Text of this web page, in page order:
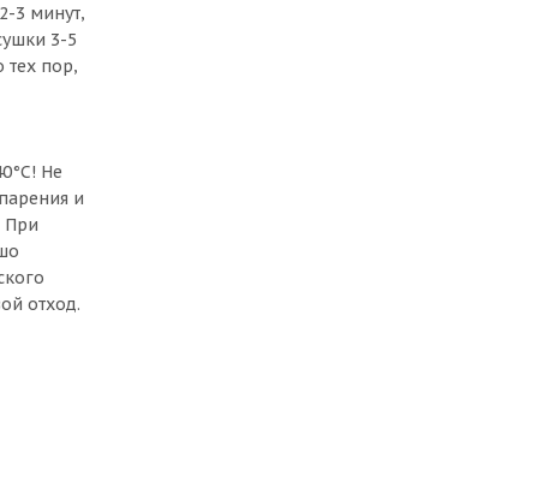
3 минут,
3-5
тех пор,
Не
и
При
отход.